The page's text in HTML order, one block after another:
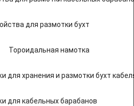
для размотки бухт
Тороидальная намотка
для хранения и размотки бухт
для кабельных барабанов